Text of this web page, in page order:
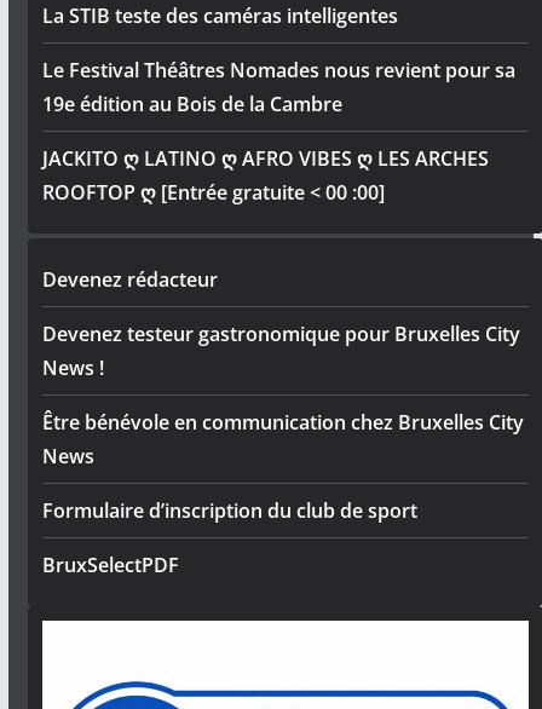
La STIB teste des caméras intelligentes
Le Festival Théâtres Nomades nous revient pour sa
19e édition au Bois de la Cambre
JACKITO ღ LATINO ღ AFRO VIBES ღ LES ARCHES
ROOFTOP ღ [Entrée gratuite < 00 :00]
Devenez rédacteur
Devenez testeur gastronomique pour Bruxelles City
News !
Être bénévole en communication chez Bruxelles City
News
Formulaire d’inscription du club de sport
BruxSelectPDF